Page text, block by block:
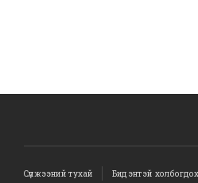
Сүлжээний тухай Бидэнтэй холбогдох